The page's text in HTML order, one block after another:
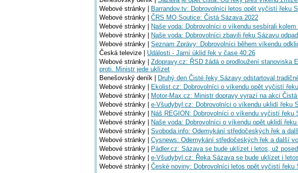
Webové stránky |
Barrandov.tv: Dobrovolníci letos opět vyčistí řeku
Webové stránky | ČRS MO Soutice: Čistá Sázava 2022
Webové stránky |
Naše voda: Dobrovolníci o víkendu sesbírali
Webové stránky |
Naše voda: Dobrovolníci zbavili řeku Sázavu
Webové stránky | Seznam Zprávy: Dobrovolníci během víkendu
Česká televize | Události - Jarní úklid řek v čase 40:26
Webové stránky | Zdopravy.cz: ŘSD žádá o prodloužení stanoviska
proti. Ministr jede uklízet
Benešovský deník |
Druhý den Čisté řeky Sázavy odstartoval
Webové stránky |
Ekolist.cz: Dobrovolníci o víkendu opět vyčistí
Webové stránky |
Motor-Max.cz: Ministr dopravy vyrazí na akci
Webové stránky | e-Všudybyl.cz: Dobrovolníci o víkendu uklidí řeku
Webové stránky |
Náš REGION: Dobrovolníci o víkendu vyčistí řeku
Webové stránky |
Naše voda: Dobrovolníci o víkendu opět uklidí
Webové stránky | Svoboda.info: Odemykání středočeských řek a
Webové stránky | Cysnews: Odemykání středočeských řek a další
Webové stránky |
Pádler.cz: Sázava se bude uklízet i letos, už
Webové stránky | e-Všudybyl.cz: Řeka Sázava se bude uklízet i
Webové stránky | České noviny: Dobrovolníci letos opět vyčistí řeku